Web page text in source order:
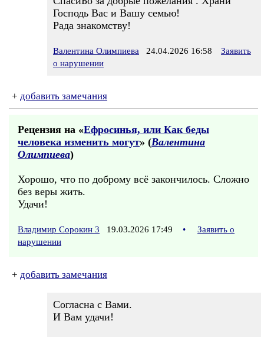
Господь Вас и Вашу семью!
Рада знакомству!
Валентина Олимпиева 24.04.2026 16:58
Заявить
о нарушении
+ добавить замечания
Рецензия на «Ефросинья, или Как беды
человека изменить могут» (Валентина
Олимпиева)
Хорошо, что по доброму всё закончилось. Сложно
без веры жить.
Удачи!
Владимир Сорокин 3 19.03.2026 17:49 •
Заявить о
нарушении
+ добавить замечания
Согласна с Вами.
И Вам удачи!